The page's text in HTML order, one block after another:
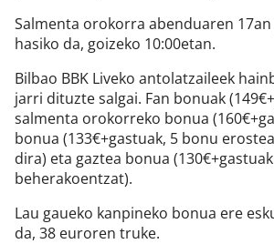
Salmenta orokorra abenduaren 17an
hasiko da, goizeko 10:00etan.
Bilbao BBK Liveko antolatzaileek
jarri dituzte salgai. Fan bonuak
salmenta orokorreko bonua
bonua (133€+gastuak, 5 bonu
dira) eta gaztea bonua
beherakoentzat).
Lau gaueko kanpineko bonua ere
da, 38 euroren truke.